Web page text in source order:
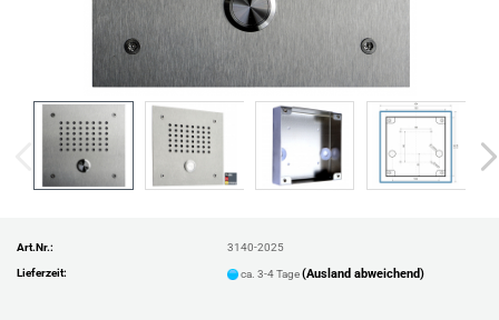
Art.Nr.: 3140-2025
Lieferzeit: ca. 3-4 Tage(Ausland abweichend)